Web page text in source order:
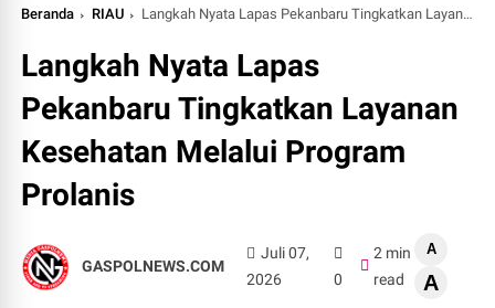
Beranda RIAU Langkah Nyata Lapas Pekanbaru Tingkatkan Layanan Kesehatan Melalui Program Prolanis
Langkah Nyata Lapas
Pekanbaru Tingkatkan Layanan
Kesehatan Melalui Program
Prolanis
GASPOLNEWS.COM
Juli 07,
2026
0
2 min
read
A
A